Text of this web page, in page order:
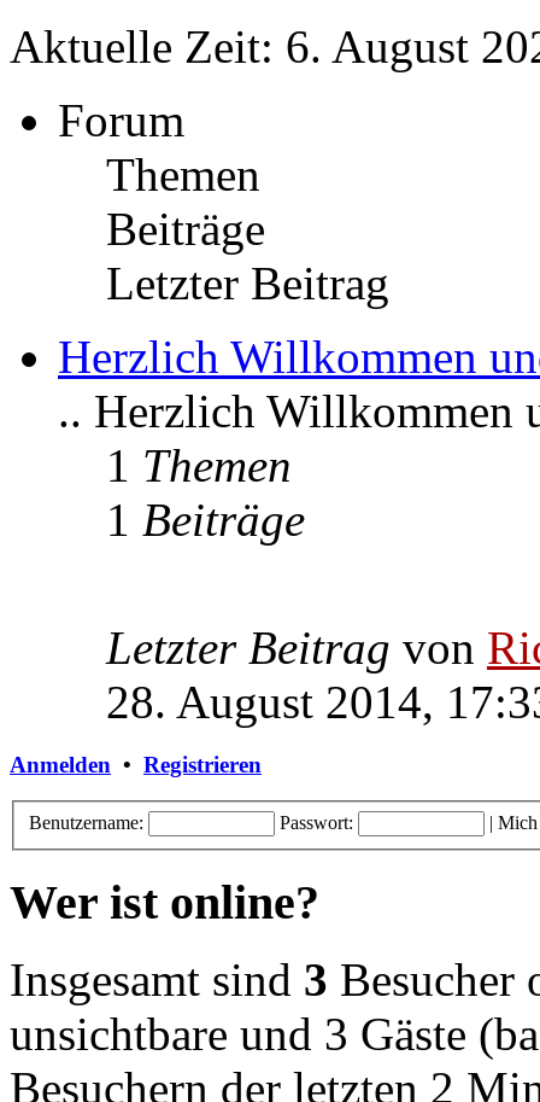
Aktuelle Zeit: 6. August
Forum
Themen
Beiträge
Letzter Beitrag
Herzlich Willkommen
.. Herzlich Willkommen
1 Themen
1 Beiträge
Letzter Beitrag von
28. August 2014,
Anmelden • Registrieren
Benutzername: Passwort: | Mich
Wer ist online?
Insgesamt sind 3 Besucher
unsichtbare und 3 Gäste
Besuchern der letzten 2